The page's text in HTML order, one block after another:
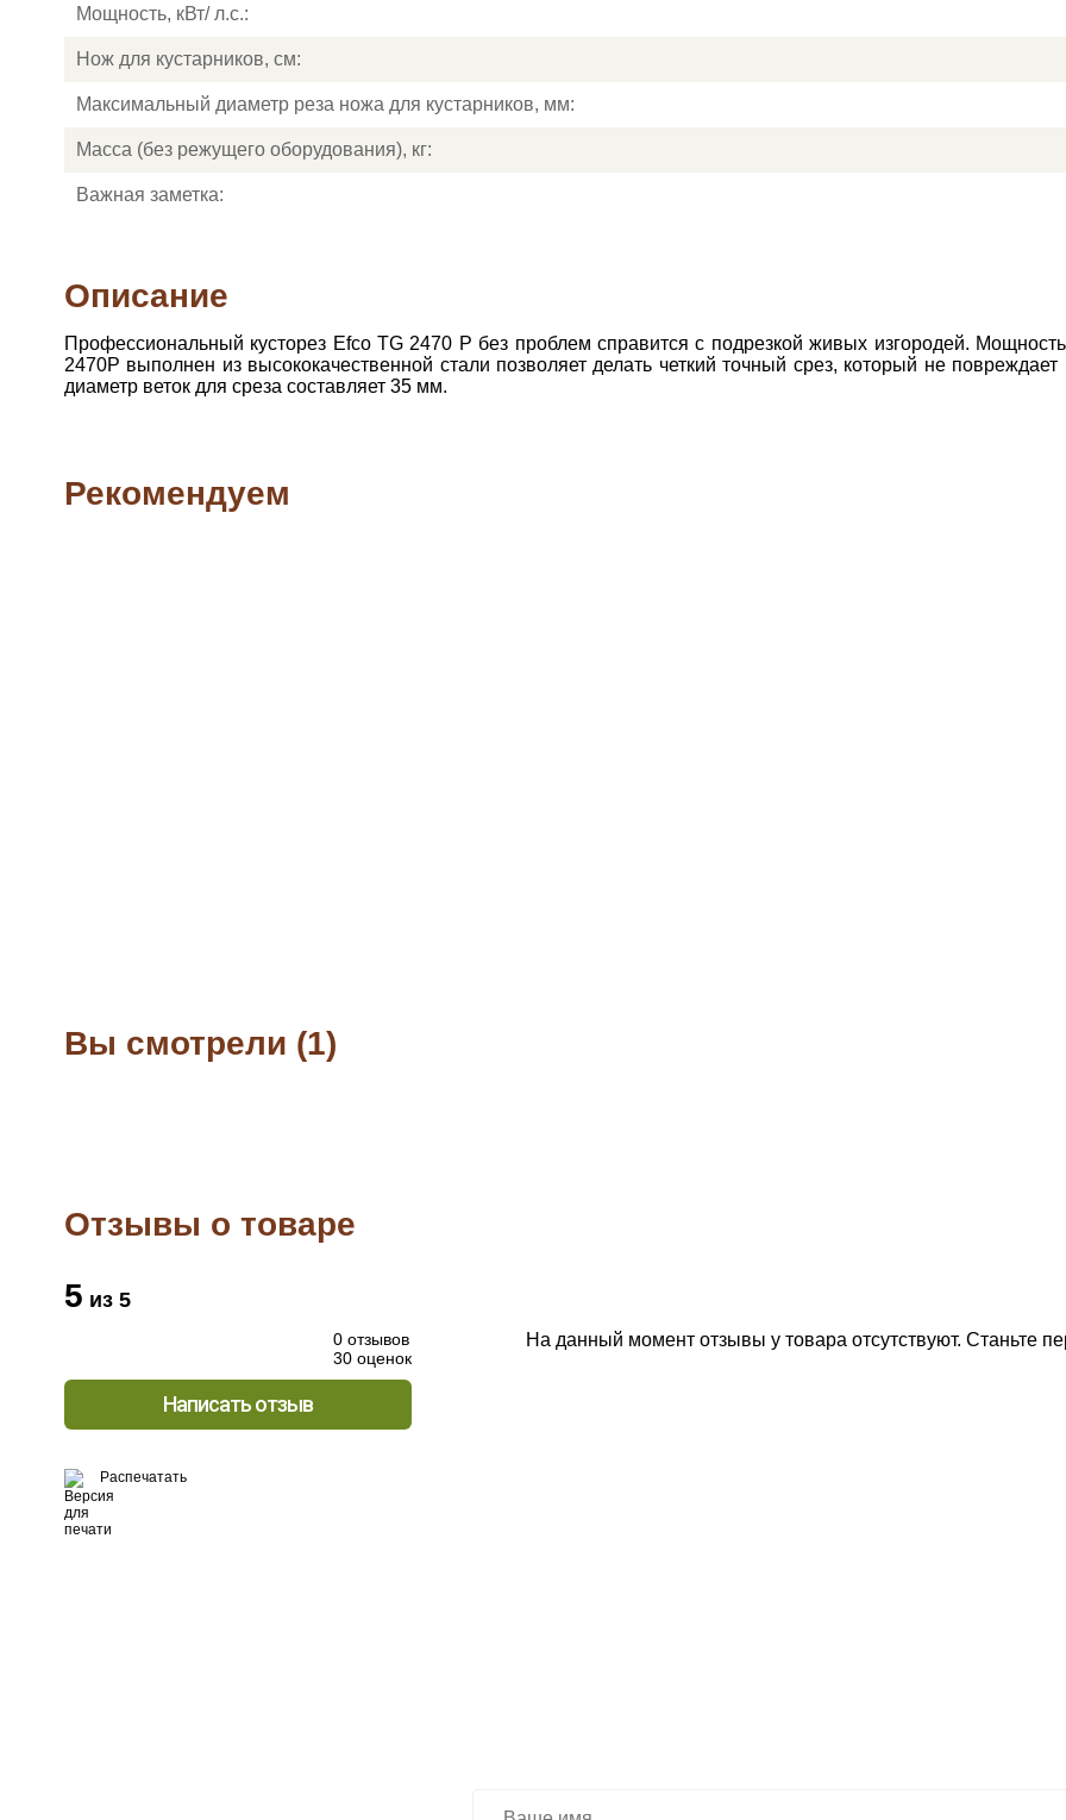
Мощность, кВт/ л.с.:
Нож для кустарников, см:
Максимальный диаметр реза ножа для кустарников, мм:
Масса (без режущего оборудования), кг:
Важная заметка:
Описание
Профессиональный кусторез Efco TG 2470 P без проблем справится с подрезкой живых изгородей.
2470P выполнен из высококачественной стали позволяет делать четкий точный срез, который не
диаметр веток для среза составляет 35 мм.
Рекомендуем
Вы смотрели (1)
Отзывы о товаре
5 из 5
0 отзывов
30 оценок
Написать отзыв
На данный момент отзывы у товара отсутствуют. Станьте
Распечатать